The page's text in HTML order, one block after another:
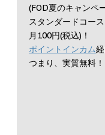
(FOD夏のキャンペ
スタンダードコー
月100円(税込)！
ポイントインカム
つまり、実質無料！